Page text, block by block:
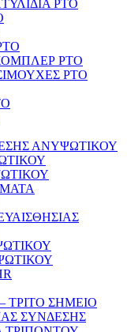
PTO
PTO
PTO
ΑΝΥΨΩΤΙΚΟΥ
ΤΡΙΤΟ ΣΗΜΕΙΟ
ΣΥΝΔΕΣΗΣ